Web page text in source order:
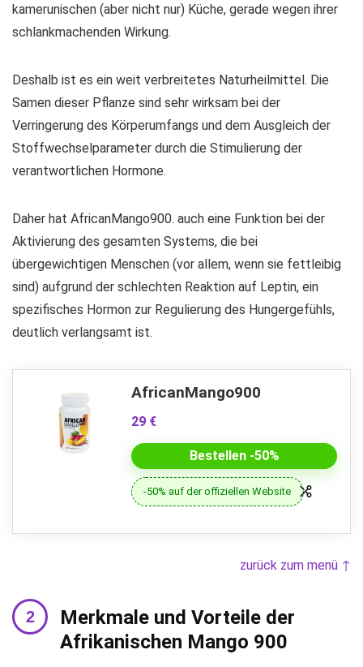
kamerunischen (aber nicht nur) Küche, gerade wegen ihrer
schlankmachenden Wirkung.
Deshalb ist es ein weit verbreitetes Naturheilmittel. Die
Samen dieser Pflanze sind sehr wirksam bei der
Verringerung des Körperumfangs und dem Ausgleich der
Stoffwechselparameter durch die Stimulierung der
verantwortlichen Hormone.
Daher hat AfricanMango900. auch eine Funktion bei der
Aktivierung des gesamten Systems, die bei
übergewichtigen Menschen (vor allem, wenn sie fettleibig
sind) aufgrund der schlechten Reaktion auf Leptin, ein
spezifisches Hormon zur Regulierung des Hungergefühls,
deutlich verlangsamt ist.
AfricanMango900
29 €
Bestellen -50%
-50% auf der offiziellen Website
zurück zum menü ↑
Merkmale und Vorteile der
Afrikanischen Mango 900